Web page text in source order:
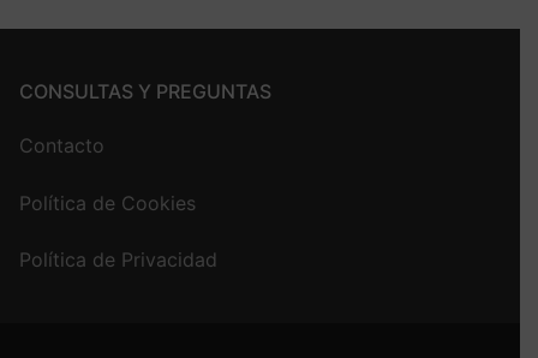
CONSULTAS Y PREGUNTAS
Contacto
Política de Cookies
Política de Privacidad